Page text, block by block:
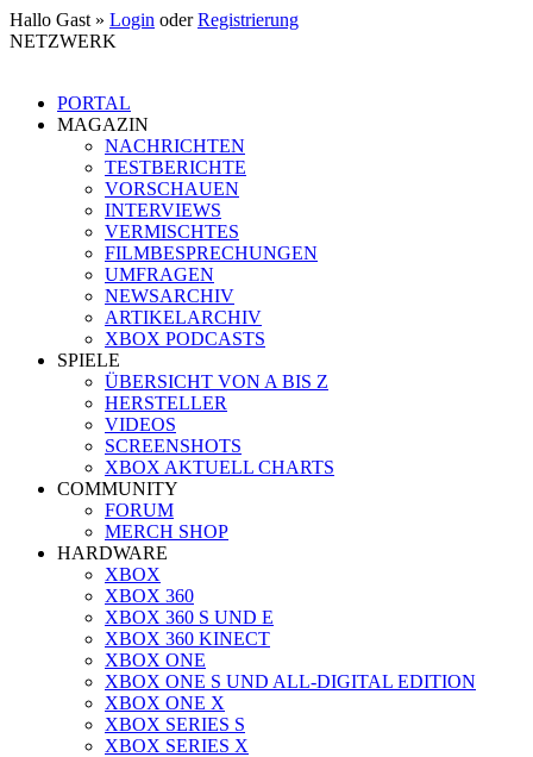
Hallo Gast » Login oderRegistrierung
NETZWERK
PORTAL
MAGAZIN
NACHRICHTEN
TESTBERICHTE
VORSCHAUEN
INTERVIEWS
VERMISCHTES
FILMBESPRECHUNGEN
UMFRAGEN
NEWSARCHIV
ARTIKELARCHIV
XBOX PODCASTS
SPIELE
ÜBERSICHT VON A BIS Z
HERSTELLER
VIDEOS
SCREENSHOTS
XBOX AKTUELL CHARTS
COMMUNITY
FORUM
MERCH SHOP
HARDWARE
XBOX
XBOX 360
XBOX 360 S UND E
XBOX 360 KINECT
XBOX ONE
XBOX ONE S UND ALL-DIGITAL EDITION
XBOX ONE X
XBOX SERIES S
XBOX SERIES X